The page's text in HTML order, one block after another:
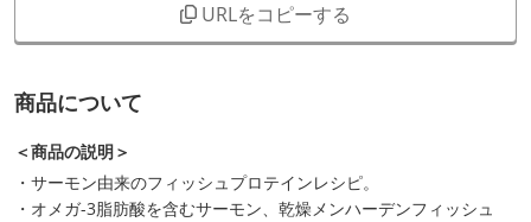
URLをコピーする
商品について
＜商品の説明＞
・サーモン由来のフィッシュプロテインレシピ。
・オメガ-3脂肪酸を含むサーモン、乾燥メンハーデンフィッシュ